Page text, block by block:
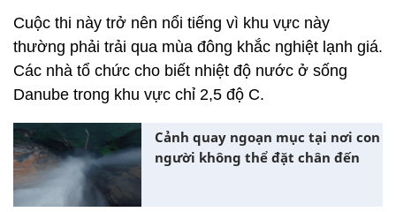
Cuộc thi này trở nên nổi tiếng vì khu vực này
thường phải trải qua mùa đông khắc nghiệt lạnh giá.
Các nhà tổ chức cho biết nhiệt độ nước ở sống
Danube trong khu vực chỉ 2,5 độ C.
Cảnh quay ngoạn mục tại nơi con
người không thể đặt chân đến